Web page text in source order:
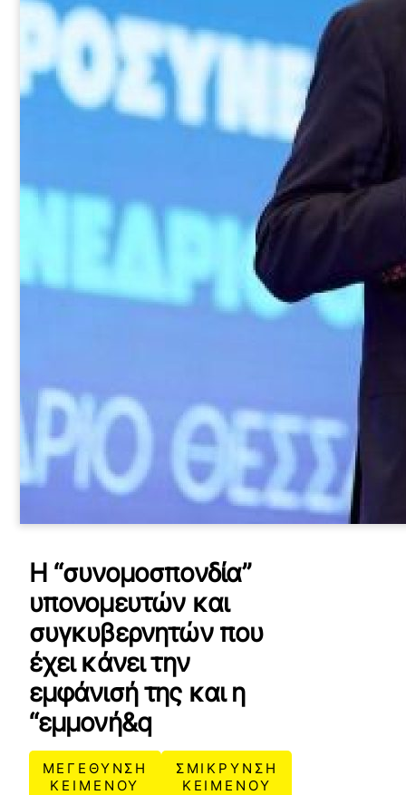
Η “συνομοσπονδία”
υπονομευτών και
συγκυβερνητών που
έχει κάνει την
εμφάνισή της και η
“εμμονή&q
ΜΕΓΕΘΥΝΣΗ
ΚΕΙΜΕΝΟΥ
ΣΜΙΚΡΥΝΣΗ
ΚΕΙΜΕΝΟΥ